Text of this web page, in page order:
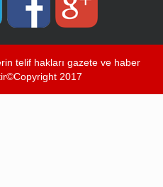
telif hakları gazete ve haber
2017